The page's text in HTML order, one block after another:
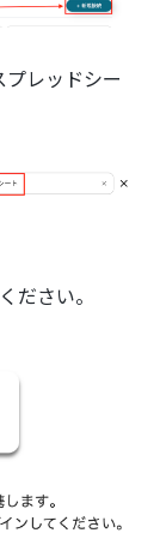
レッドシー
ださい。